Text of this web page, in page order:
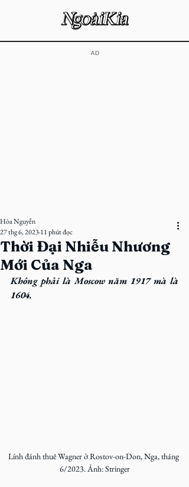
​AD
Thời Đại Nhiễu Nhương
Mới Của Nga
Hòa Nguyễn
27 thg 6, 202311 phút đọc
Không phải là Moscow năm 1917 mà là
1604.
Lính đánh thuê Wagner ở Rostov-on-Don, Nga, tháng
6/2023. Ảnh: Stringer